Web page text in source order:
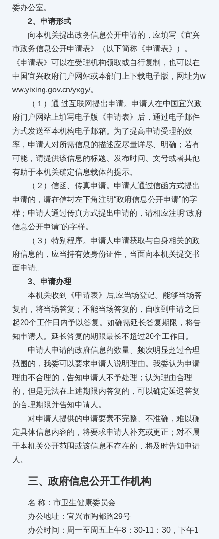
委办公室。
2、申请形式
向本机关提出政务信息公开申请的，应填写《宜兴
市政务信息公开申请表》（以下简称《申请表》）。
《申请表》可以在受理机构领取或自行复制，也可以在
中国宜兴政府门户网站或本部门上下载电子版，网址为w
ww.yixing.gov.cn/yxgy/。
（１）通 过互联网提出申请。申请人在中国宜兴政
府门户网站上填写电子版《申请表》后，通过电子邮件
方式发送至本机构电子邮箱。为了提高申请受理的效
率，申请人对所需信息的描述应尽量详尽、明确；若有
可能，请提供该信息的标题、发布时间、文号或者其他
有助于本机关确定信息载体的提示。
（２）信函、传真申请。申请人通过信函方式提出
申请的，请在信封左下角注明“政府信息公开申请”的字
样；申请人通过传真方式提出申请的，请相应注明“政府
信息公开申请”的字样。
（３）特别程序。申请人申请获取与自身相关的政
府信息的，应当持有效身份证件，当面向本机关提交书
面申请。
3、申请办理
本机关收到《申请表》后,应当场登记。能够当场答
复的，将当场答复；不能当场答复的，自收到申请之日
起20个工作日内予以答复。如确需延长答复期限，将告
知申请人。延长答复的期限最长不超过20个工作日。
申请人申请的政府信息的数量、频次明显超过合理
范围的，我委可以要求申请人说明理由。我委认为申请
理由不合理的，告知申请人不予处理；认为理由合理
的，但是无法在上述期限内答复的，可以确定延迟答复
的合理期限并告知申请人。
对申请人提供的申请要素不完整、不准确，难以确
定具体信息内容的，将要求申请人补充或更正；对不属
于本机关公开范围或该信息不存在的，将及时告知申请
人。
三、政府信息公开工作机构
名 称：市卫生健康委员会
办公地址：宜兴市陶都路29号
办公时间：周一至周五上午8：30-11：30，下午1